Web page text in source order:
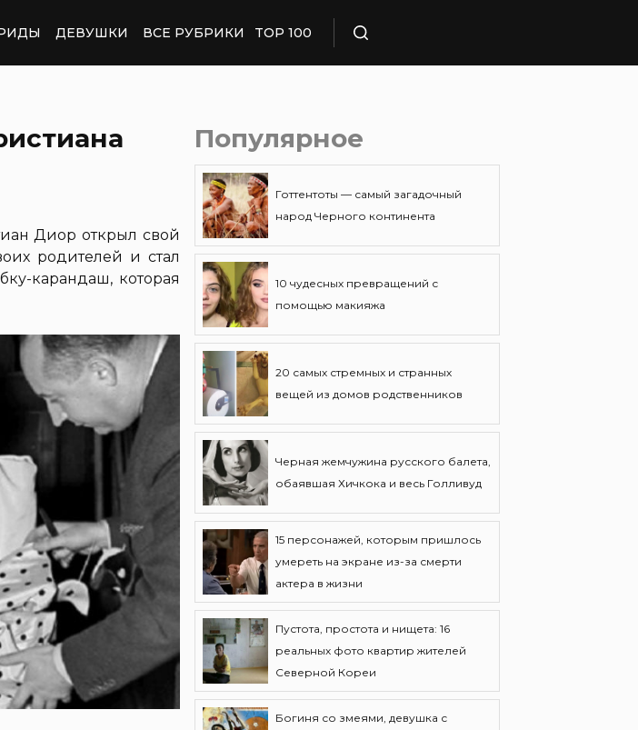
ДЕВУШКИ ВСЕ РУБРИКИ TOP 100
Диор открыл свой
родителей и стал
карандаш, которая
Популярное
Готтентоты — самый загадочный
народ Черного континента
10 чудесных превращений с
помощью макияжа
20 самых стремных и странных
вещей из домов родственников
Черная жемчужина русского балета,
обаявшая Хичкока и весь Голливуд
15 персонажей, которым пришлось
умереть на экране из-за смерти
актера в жизни
Пустота, простота и нищета: 16
реальных фото квартир жителей
Северной Кореи
Богиня со змеями, девушка с